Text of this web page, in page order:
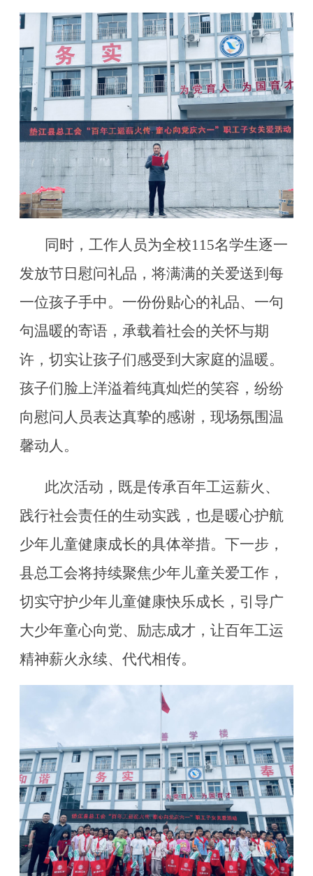
同时，工作人员为全校115名学生逐一
发放节日慰问礼品，将满满的关爱送到每
一位孩子手中。一份份贴心的礼品、一句
句温暖的寄语，承载着社会的关怀与期
许，切实让孩子们感受到大家庭的温暖。
孩子们脸上洋溢着纯真灿烂的笑容，纷纷
向慰问人员表达真挚的感谢，现场氛围温
馨动人。
此次活动，既是传承百年工运薪火、
践行社会责任的生动实践，也是暖心护航
少年儿童健康成长的具体举措。下一步，
县总工会将持续聚焦少年儿童关爱工作，
切实守护少年儿童健康快乐成长，引导广
大少年童心向党、励志成才，让百年工运
精神薪火永续、代代相传。